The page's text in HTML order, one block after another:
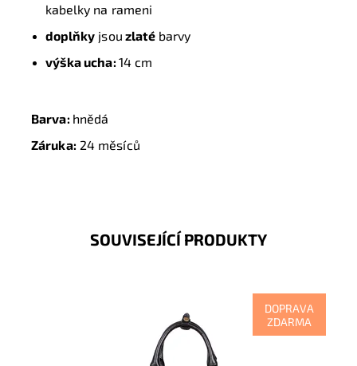
kabelky na rameni
doplňky jsou zlaté barvy
výška ucha:14 cm
Barva: hnědá
Záruka:24 měsíců
SOUVISEJÍCÍ PRODUKTY
DOPRAVA
ZDARMA
Tříoddílová luxusní kožená dámská kabelka do ruky
ideální velikosti portugalské značky Marta Ponti v